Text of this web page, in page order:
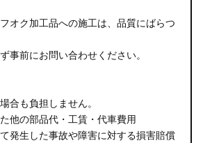
オク加工品への施工は、品質にばらつ
事前にお問い合わせください。
合も負担しません。
他の部品代・工賃・代車費用
発生した事故や障害に対する損害賠償